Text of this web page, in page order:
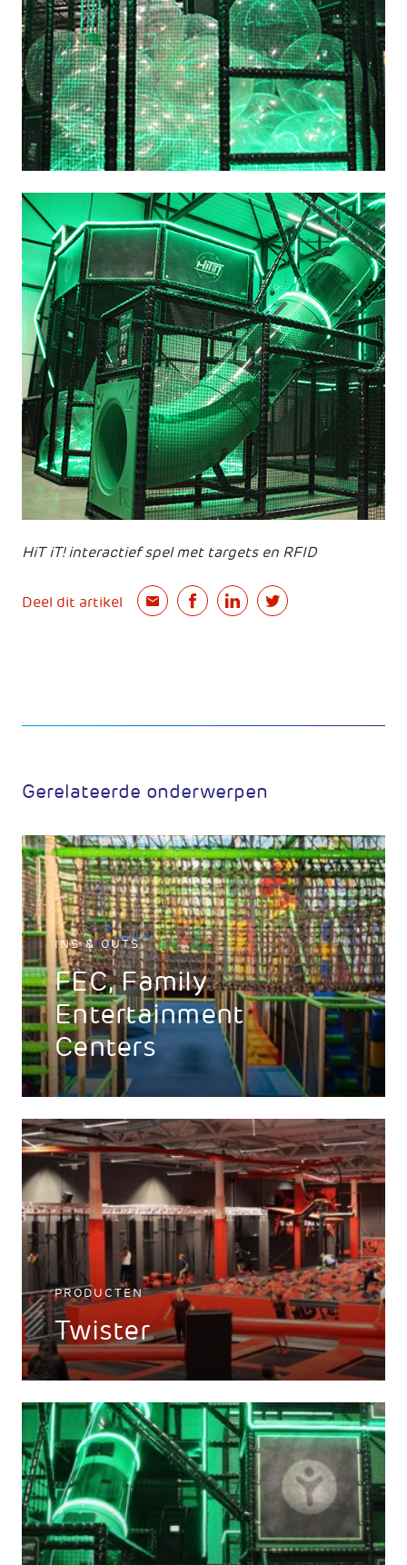
HiT iT! interactief spel met targets en RFID
Deel dit artikel
Gerelateerde onderwerpen
INS & OUTS
FEC, Family
Entertainment
Centers
PRODUCTEN
Twister